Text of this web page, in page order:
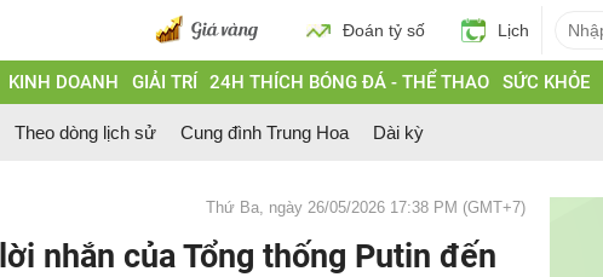
Đoán tỷ số Lịch
KINH DOANH GIẢI TRÍ 24H THÍCH BÓNG ĐÁ - THỂ THAO SỨC KHỎE
Theo dòng lịch sử Cung đình Trung Hoa Dài kỳ
Thứ Ba, ngày 26/05/2026 17:38 PM (GMT+7)
nhắn của Tổng thống Putin đến